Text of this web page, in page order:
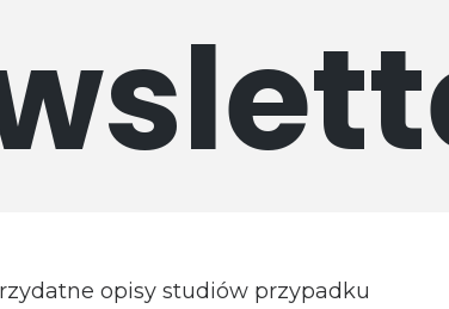
opisy studiów przypadku